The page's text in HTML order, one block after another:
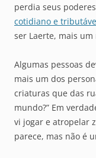
perdia seus
cotidiano e
ser Laerte, mais
Algumas pessoas
mais um dos
criaturas que das
mundo?” Em
vi jogar e atropelar
parece, mas não é